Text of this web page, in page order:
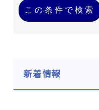
この条件で検索
新着情報